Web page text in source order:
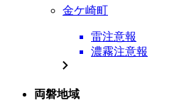
金ケ崎町
雷注意報
濃霧注意報
両磐地域